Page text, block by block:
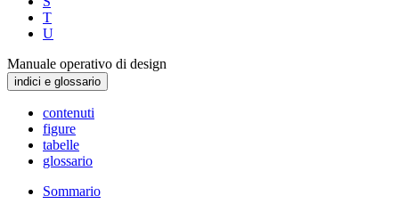
T
U
Manuale operativo di design
indici e glossario
contenuti
figure
tabelle
glossario
Sommario